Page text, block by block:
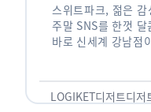
스위트파크, 젊은
주말 SNS를 한껏 달
바로 신세계 강남점
LOGIKET디저트디저